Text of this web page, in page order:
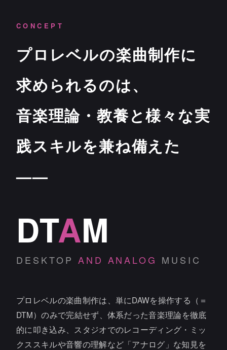
CONCEPT
プロレベルの楽曲制作に
求められるのは、
音楽理論・教養と様々な実
践スキルを兼ね備えた
——
DTAM
DESKTOP AND ANALOG MUSIC
プロレベルの楽曲制作は、単にDAWを操作する（＝
DTM）のみで完結せず、体系だった音楽理論を徹底
的に叩き込み、スタジオでのレコーディング・ミッ
クススキルや音響の理解など「アナログ」な知見を